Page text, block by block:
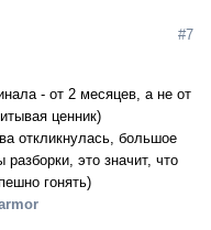
#7
- от 2 месяцев, а не от
ценник)
откликнулась, большое
это значит, что
гонять)